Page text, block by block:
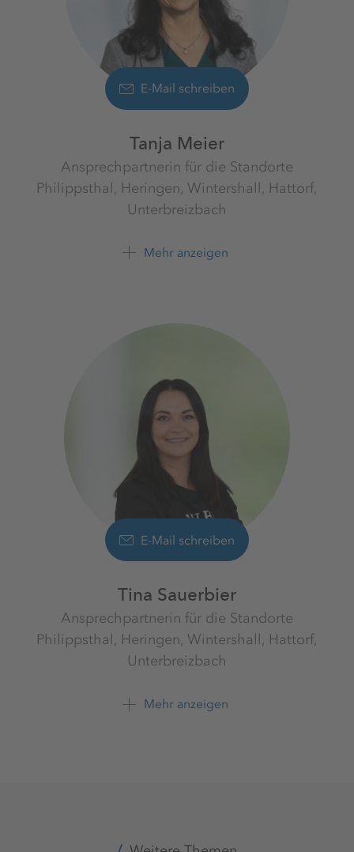
E-Mail schreiben
Tanja Meier
Ansprechpartnerin für die Standorte
Philippsthal, Heringen, Wintershall, Hattorf,
Unterbreizbach
K+S Minerals and Agriculture
Mehr anzeigen
E-Mail schreiben
Tina Sauerbier
Ansprechpartnerin für die Standorte
Philippsthal, Heringen, Wintershall, Hattorf,
Unterbreizbach
K+S Minerals and Agriculture
Mehr anzeigen